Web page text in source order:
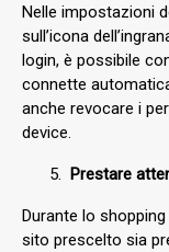
Nelle impostazioni
sull’icona
login, è possibile
connette
anche revocare i
device.
Prestare
Durante lo
sito prescelto sia